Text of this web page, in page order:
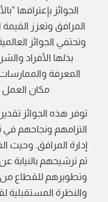
الجوائز بإعترافها
المرافق وتعزز
وتحتفي الجوائز
بذلها الأفراد
المعرفة
مكان العمل
توفر هذه الجوائز
التزامهم ونجاحهم
إدارة المرافق. وحيث
تم ترشيحهم بالنيابة
وتطويرهم للقطاع من
والنظرة المستقبلية